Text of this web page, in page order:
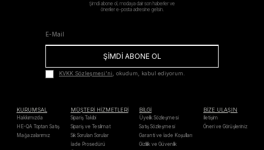
Şimdi abone ol, modaya dair son haberler ve
öneriler e-posta adresine gelsin.
ŞİMDİ ABONE OL
KVKK Sözleşmesi'ni, okudum, kabul ediyorum.
KURUMSAL
Hakkımızda
HE-QA Toptan Satış
Mağazalarımız
MÜŞTERİ HİZMETLERİ
Sipariş Takibi
Sipariş ve Teslimat
Sık Sorulan Sorular
İade Prosedürü
BİLGİ
Üyelik Sözleşmesi
Satış Sözleşmesi
Garanti ve İade Koşulları
Gizlilik ve Güvenlik
BİZE ULAŞIN
İletişim
Öneri ve Görüşleriniz